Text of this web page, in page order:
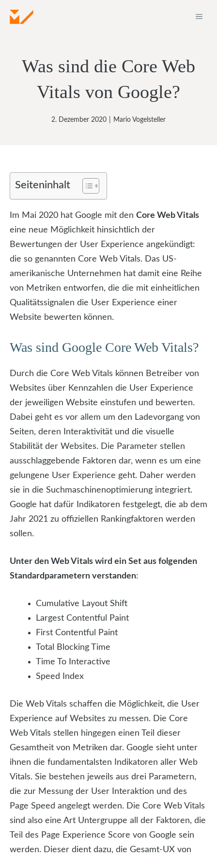
Inhalt
Was sind die Core Web
Vitals von Google?
2. Dezember 2020 Mario Vogelsteller
Seiteninhalt
Im Mai 2020 hat Google mit den Core Web Vitals
eine neue Möglichkeit hinsichtlich der
Bewertungen der User Experience angekündigt:
die so genannten Core Web Vitals. Das US-
amerikanische Unternehmen hat damit eine Reihe
von Metriken entworfen, die die mit einheitlichen
Qualitätssignalen die User Experience einer
Website bewerten können.
Was sind Google Core Web Vitals?
Durch die Core Web Vitals können Betreiber von
Websites über Kennzahlen die User Experience
der jeweiligen Website einstufen und bewerten.
Dabei geht es vor allem um den Ladevorgang von
Seiten, deren Interaktivität und die visuelle
Stabilität der Websites. Die Parameter stellen
ausschlaggebende Faktoren dar, wenn es um eine
gelungene User Experience geht. Daher werden
sie in die Suchmaschinenoptimierung integriert.
Google hat dafür Indikatoren festgelegt, die ab dem
Jahr 2021 zu offiziellen Rankingfaktoren werden
sollen.
Unter den Web Vitals wird ein Set aus folgenden
Standardparametern verstanden:
Cumulative Layout Shift
Largest Contentful Paint
First Contentful Paint
Total Blocking Time
Time To Interactive
Speed Index
Die Web Vitals schaffen die Möglichkeit, die User
Experience auf Websites zu messen. Die Core
Web Vitals stellen hingegen einen Teil dieser
Gesamtheit von Metriken dar. Google sieht unter
ihnen die fundamentalsten Indikatoren aller Web
Vitals. Sie bestehen jeweils aus drei Parametern,
die zur Messung der User Interaktion und des
Page Speed angelegt werden. Die Core Web Vitals
sind also eine Art Untergruppe all der Faktoren, die
Teil des Page Experience Score von Google sein
werden. Dieser dient dazu, die Gesamt-UX von